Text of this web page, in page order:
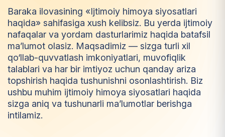
Baraka ilovasining «Ijtimoiy himoya siyosatlari
haqida» sahifasiga xush kelibsiz. Bu yerda ijtimoiy
nafaqalar va yordam dasturlarimiz haqida batafsil
ma’lumot olasiz. Maqsadimiz — sizga turli xil
qo‘llab-quvvatlash imkoniyatlari, muvofiqlik
talablari va har bir imtiyoz uchun qanday ariza
topshirish haqida tushunishni osonlashtirish. Biz
ushbu muhim ijtimoiy himoya siyosatlari haqida
sizga aniq va tushunarli ma’lumotlar berishga
intilamiz.